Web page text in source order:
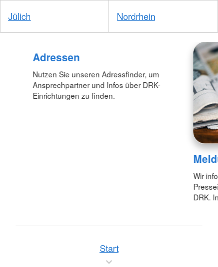
Jülich Nordrhein
Adressen
Nutzen Sie unseren Adressfinder, um
Ansprechpartner und Infos über DRK-
Einrichtungen zu finden.
Wir
DRK.
Start